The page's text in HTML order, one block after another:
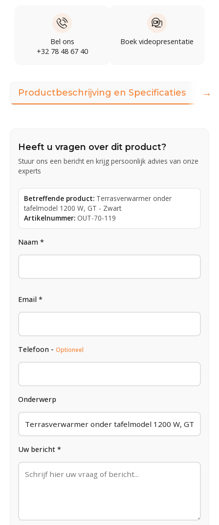
Bel ons
+32 78 48 67 40
Boek videopresentatie
Productbeschrijving en Specificaties
Heeft u vragen over dit product?
Stuur ons een bericht en krijg persoonlijk advies van onze
experts
Betreffende product: Terrasverwarmer onder
tafelmodel 1200 W, GT - Zwart
Artikelnummer: OUT-70-119
Naam *
Email *
Telefoon - Optioneel
Onderwerp
Uw bericht *
→